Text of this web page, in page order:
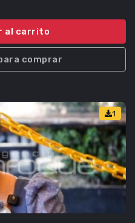
al carrito
comprar
1